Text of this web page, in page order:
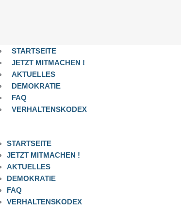
STARTSEITE
JETZT MITMACHEN !
AKTUELLES
DEMOKRATIE
FAQ
VERHALTENSKODEX
STARTSEITE
JETZT MITMACHEN !
AKTUELLES
DEMOKRATIE
FAQ
VERHALTENSKODEX